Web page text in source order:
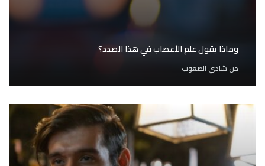
وماذا يقول علم الأعصاب في هذا الصدد؟
من شادي الصعوب